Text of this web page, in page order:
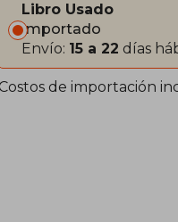
Libro Usado
Importado
Envío: 15 a 22 días
Costos de importación